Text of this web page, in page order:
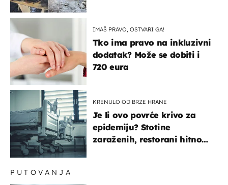
IMAŠ PRAVO, OSTVARI GA!
Tko ima pravo na inkluzivni
dodatak? Može se dobiti i
720 eura
KRENULO OD BRZE HRANE
Je li ovo povrće krivo za
epidemiju? Stotine
zaraženih, restorani hitno
PUTOVANJA